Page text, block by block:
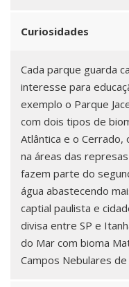
Curiosidades
Cada parque guarda
interesse para
exemplo o Parque
com dois tipos de
Atlântica e o
na áreas das
fazem parte do
água abastecendo
captial paulista e
divisa entre SP e
do Mar com bioma
Campos Nebulares